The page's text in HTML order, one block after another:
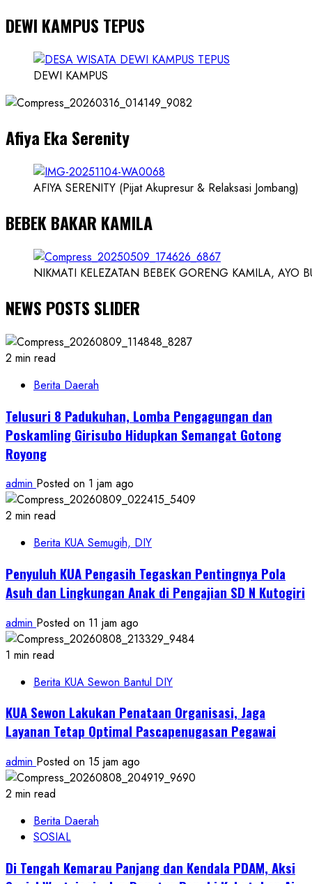
about
Konsep
Karnus
Dokter
Ilmuwan
DEWI KAMPUS TEPUS
DEWI KAMPUS
Afiya Eka Serenity
AFIYA SERENITY (Pijat Akupresur & Relaksasi Jombang)
BEBEK BAKAR KAMILA
NIKMATI KELEZATAN BEBEK GORENG KAMILA, AYO
NEWS POSTS SLIDER
2 min read
Berita Daerah
Telusuri 8 Padukuhan, Lomba Pengagungan dan
Poskamling Girisubo Hidupkan Semangat Gotong
Royong
admin Posted on 1 jam ago
2 min read
Berita KUA Semugih, DIY
Penyuluh KUA Pengasih Tegaskan Pentingnya Pola
Asuh dan Lingkungan Anak di Pengajian SD N Kutogiri
admin Posted on 11 jam ago
1 min read
Berita KUA Sewon Bantul DIY
KUA Sewon Lakukan Penataan Organisasi, Jaga
Layanan Tetap Optimal Pascapenugasan Pegawai
admin Posted on 15 jam ago
2 min read
Berita Daerah
SOSIAL
Di Tengah Kemarau Panjang dan Kendala PDAM, Aksi